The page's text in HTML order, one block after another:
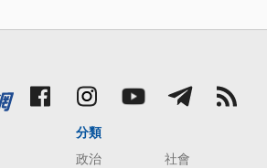
分類
政治
社會